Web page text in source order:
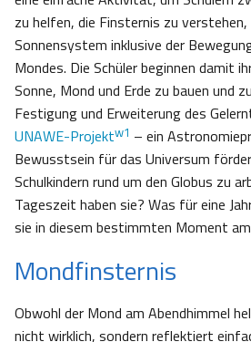
zu helfen, die Finsternis zu
Sonnensystem inklusive der
Mondes. Die Schüler beginnen damit
Sonne, Mond und Erde zu bauen und
Festigung und Erweiterung des
UNAWE-Projektw1 – ein
Bewusstsein für das Universum
Schulkindern rund um den Globus zu
Tageszeit haben sie? Was für eine
sie in diesem bestimmten Moment
Mondfinsternis
Obwohl der Mond am Abendhimmel
nicht wirklich, sondern reflektiert